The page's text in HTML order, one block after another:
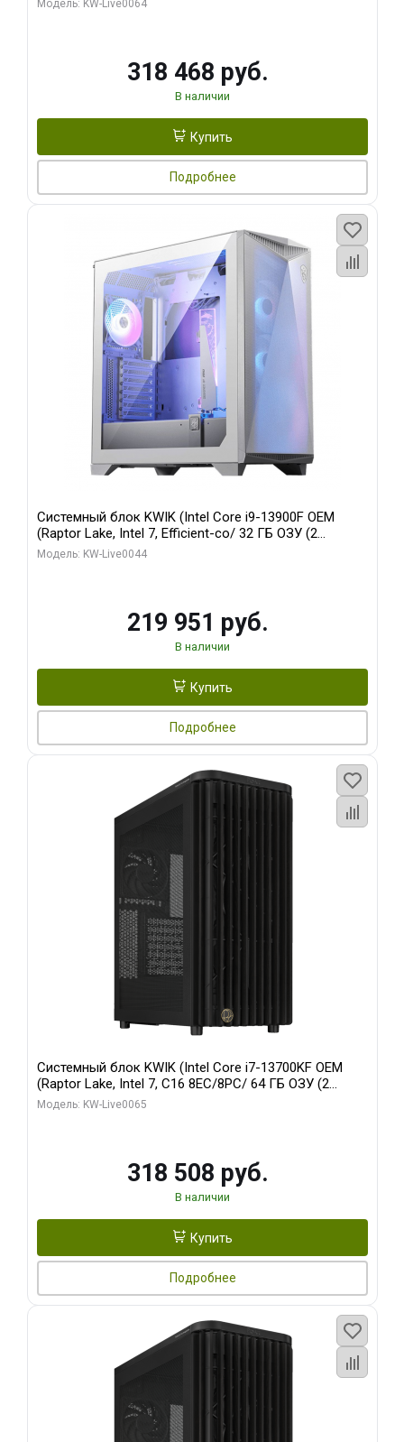
Модель: KW-Live0064
318 468 руб.
В наличии
Купить
Подробнее
Системный блок KWIK (Intel Core i9-13900F OEM
(Raptor Lake, Intel 7, Efficient-co/ 32 ГБ ОЗУ (2
модуля)/ Gigabyte RTX5070Ti AERO OC 16GB GDDR7
Модель: KW-Live0044
219 951 руб.
В наличии
Купить
Подробнее
Системный блок KWIK (Intel Core i7-13700KF OEM
(Raptor Lake, Intel 7, C16 8EC/8PC/ 64 ГБ ОЗУ (2
модуля)/ ASUS RTX5080 PROART OC 16GB GDDR7
Модель: KW-Live0065
318 508 руб.
В наличии
Купить
Подробнее